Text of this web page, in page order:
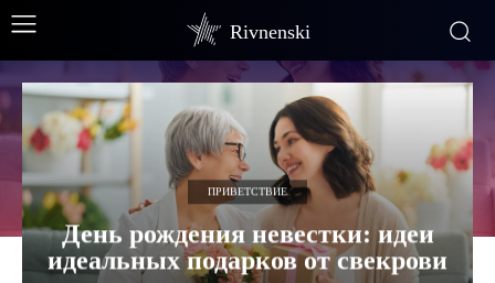
Rivnenski
ПРИВЕТСТВИЕ
День рождения невестки: идеи
идеальных подарков от свекрови